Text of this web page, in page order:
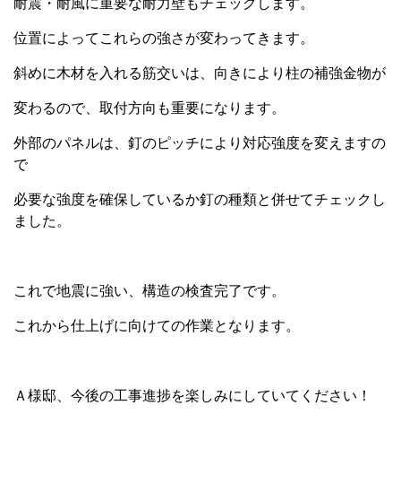
位置によってこれらの強さが変わってきます。
斜めに木材を入れる筋交いは、向きにより柱の補強金物が
変わるので、取付方向も重要になります。
外部のパネルは、釘のピッチにより対応強度を変えますの
で
必要な強度を確保しているか釘の種類と併せてチェックし
ました。
これで地震に強い、構造の検査完了です。
これから仕上げに向けての作業となります。
Ａ様邸、今後の工事進捗を楽しみにしていてください！